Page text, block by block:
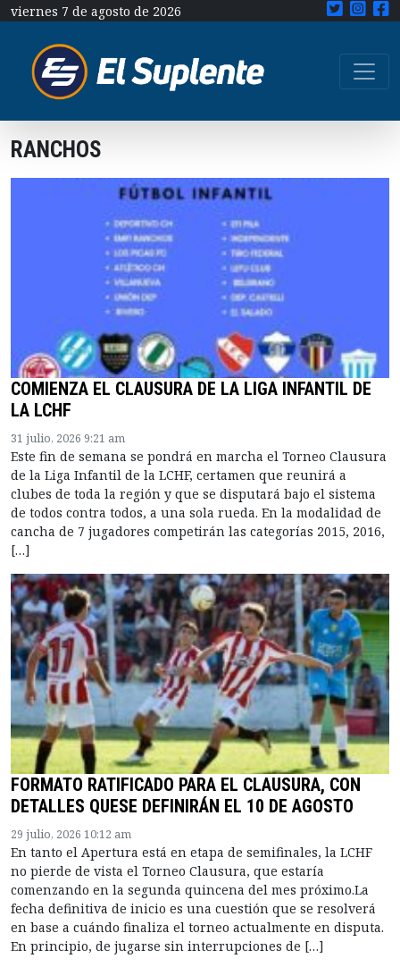
viernes 7 de agosto de 2026
RANCHOS
COMIENZA EL CLAUSURA DE LA LIGA INFANTIL DE
LA LCHF
31 julio, 2026 9:21 am
Este fin de semana se pondrá en marcha el Torneo Clausura
de la Liga Infantil de la LCHF, certamen que reunirá a
clubes de toda la región y que se disputará bajo el sistema
de todos contra todos, a una sola rueda. En la modalidad de
cancha de 7 jugadores competirán las categorías 2015, 2016,
[…]
FORMATO RATIFICADO PARA EL CLAUSURA, CON
DETALLES QUESE DEFINIRÁN EL 10 DE AGOSTO
29 julio, 2026 10:12 am
En tanto el Apertura está en etapa de semifinales, la LCHF
no pierde de vista el Torneo Clausura, que estaría
comenzando en la segunda quincena del mes próximo.La
fecha definitiva de inicio es una cuestión que se resolverá
en base a cuándo finaliza el torneo actualmente en disputa.
En principio, de jugarse sin interrupciones de […]